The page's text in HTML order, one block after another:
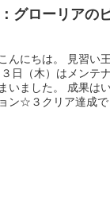
グローリアの
んにちは。 見習い
日（木）はメンテ
いました。 成果は
ン☆３クリア達成で